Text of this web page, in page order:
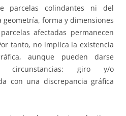
parcelas colindantes ni del
forma y dimensiones
afectadas permanecen
tanto, no implica la existencia
aunque pueden darse
circunstancias: giro y/o
con una discrepancia gráfica